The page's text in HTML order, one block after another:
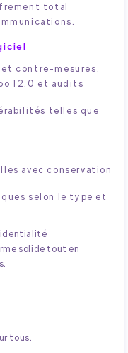
total
contre-mesures.
12.0 et audits
telles que
avec conservation
selon le type et
solide tout en
tous.